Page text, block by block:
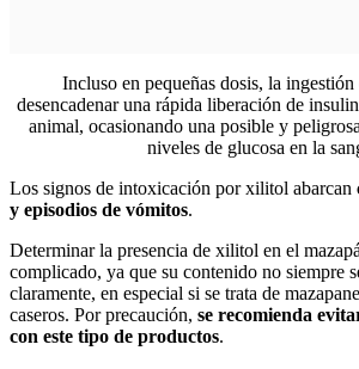
Incluso en pequeñas dosis, la
desencadenar una rápida liberación de
animal, ocasionando una posible y
niveles de glucosa en la
Los signos de intoxicación por xilitol abarcan
y episodios de vómitos.
Determinar la presencia de xilitol en el
complicado, ya que su contenido no siempre
claramente, en especial si se trata de
caseros. Por precaución, se recomienda
con este tipo de productos.